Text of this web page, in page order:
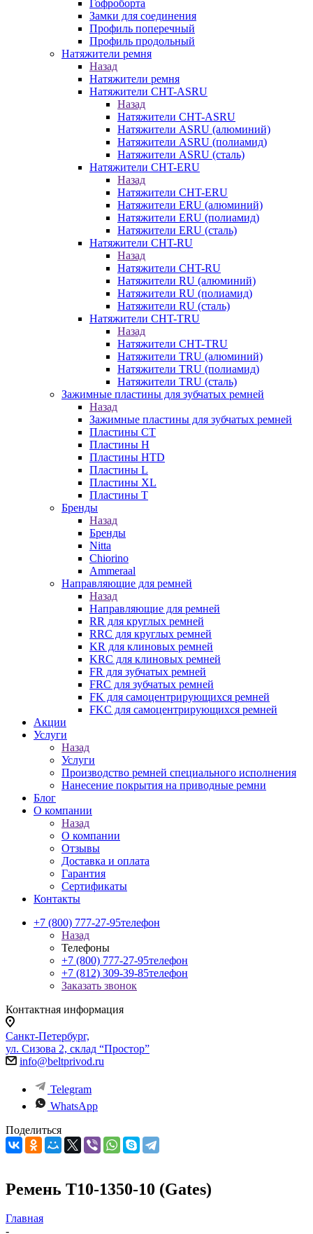
Гофроборта
Замки для соединения
Профиль поперечный
Профиль продольный
Натяжители ремня
Назад
Натяжители ремня
Натяжители CHT-ASRU
Назад
Натяжители CHT-ASRU
Натяжители ASRU (алюминий)
Натяжители ASRU (полиамид)
Натяжители ASRU (сталь)
Натяжители CHT-ERU
Назад
Натяжители CHT-ERU
Натяжители ERU (алюминий)
Натяжители ERU (полиамид)
Натяжители ERU (сталь)
Натяжители CHT-RU
Назад
Натяжители CHT-RU
Натяжители RU (алюминий)
Натяжители RU (полиамид)
Натяжители RU (сталь)
Натяжители CHT-TRU
Назад
Натяжители CHT-TRU
Натяжители TRU (алюминий)
Натяжители TRU (полиамид)
Натяжители TRU (сталь)
Зажимные пластины для зубчатых ремней
Назад
Зажимные пластины для зубчатых ремней
Пластины CT
Пластины H
Пластины HTD
Пластины L
Пластины XL
Пластины T
Бренды
Назад
Бренды
Nitta
Chiorino
Ammeraal
Направляющие для ремней
Назад
Направляющие для ремней
RR для круглых ремней
RRC для круглых ремней
KR для клиновых ремней
KRC для клиновых ремней
FR для зубчатых ремней
FRC для зубчатых ремней
FK для самоцентрирующихся ремней
FKC для самоцентрирующихся ремней
Акции
Услуги
Назад
Услуги
Производство ремней специального исполнения
Нанесение покрытия на приводные ремни
Блог
О компании
Назад
О компании
Отзывы
Доставка и оплата
Гарантия
Сертификаты
Контакты
+7 (800) 777-27-95телефон
Назад
Телефоны
+7 (800) 777-27-95телефон
+7 (812) 309-39-85телефон
Заказать звонок
Контактная информация
Санкт-Петербург,
ул. Сизова 2, склад “Простор”
info@beltprivod.ru
Telegram
WhatsApp
Поделиться
Ремень T10-1350-10 (Gates)
Главная
-